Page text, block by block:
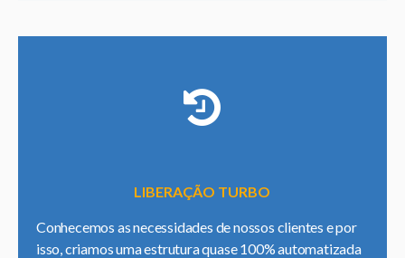
LIBERAÇÃO TURBO
Conhecemos as necessidades de nossos clientes e por
isso, criamos uma estrutura quase 100% automatizada